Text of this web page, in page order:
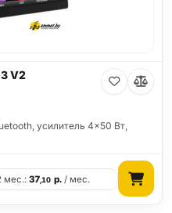
V2
усилитель 4x50 Вт,
мес.:37,10 р./ мес.